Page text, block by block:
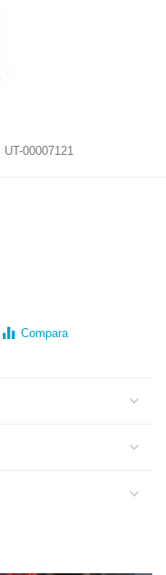
UT-00007121
Compara